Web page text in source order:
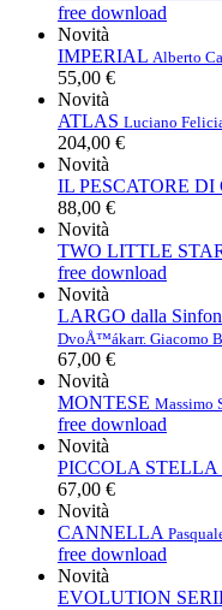
free download
Novità
IMPERIAL Alberto
55,00 €
Novità
ATLAS Luciano
204,00 €
Novità
IL PESCATORE
88,00 €
Novità
TWO LITTLE
free download
Novità
LARGO dalla
DvoÅ™ákarr. Giacomo
67,00 €
Novità
MONTESE Massimo
free download
Novità
PICCOLA STELLA
67,00 €
Novità
CANNELLA
free download
Novità
EVOLUTION